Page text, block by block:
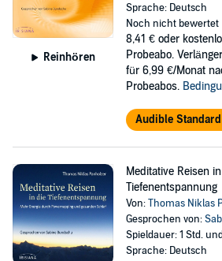
Reinhören
Sprache: Deutsch
Noch nicht bewertet
8,41 € oder
Probeabo.
für 6,99 €/Monat
Probeabos.
Audible
Meditative Reisen
Tiefenentspannung
Von:Thomas Niklas
Gesprochen von:
Spieldauer: 1 Std.
Sprache: Deutsch